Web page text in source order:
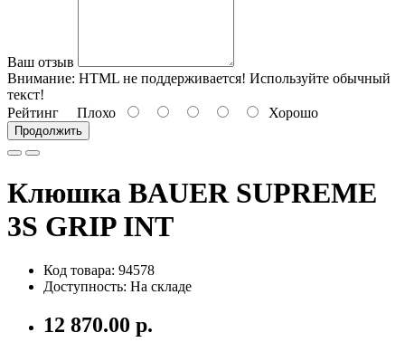
Ваш отзыв
Внимание: HTML не поддерживается! Используйте обычный
текст!
Рейтинг Плохо Хорошо
Продолжить
Клюшка BAUER SUPREME
3S GRIP INT
Код товара: 94578
Доступность: На складе
12 870.00 р.